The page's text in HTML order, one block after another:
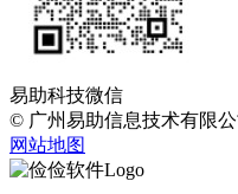
易助科技微信
© 广州易助信息技术有限公
网站地图